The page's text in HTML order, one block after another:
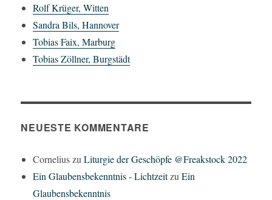
Rolf Krüger, Witten
Sandra Bils, Hannover
Tobias Faix, Marburg
Tobias Zöllner, Burgstädt
NEUESTE KOMMENTARE
CorneliuszuLiturgie der Geschöpfe @Freakstock 2022
Ein Glaubensbekenntnis - LichtzeitzuEin
Glaubensbekenntnis